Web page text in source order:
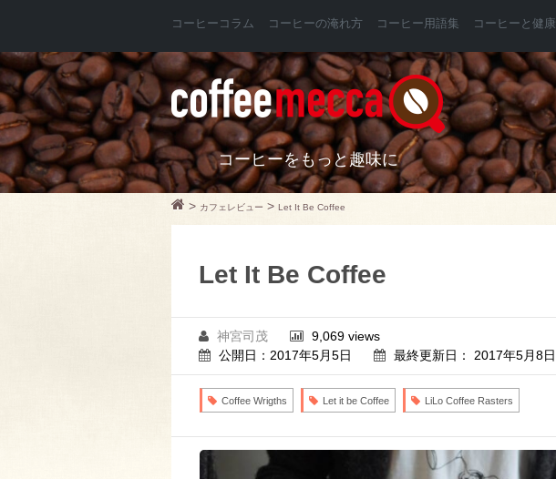
コーヒーコラム コーヒーの淹れ方 コーヒー用語集 コーヒーと健康
コーヒーをもっと趣味に
> カフェレビュー > Let It Be Coffee
Let It Be Coffee
神宮司茂
9,069 views
公開日：2017年5月5日
最終更新日： 2017年5月8日
Coffee Wrigths Let it be Coffee LiLo Coffee Rasters